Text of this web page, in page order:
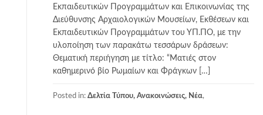
Εκπαιδευτικών Προγραμμάτων και Επικοινωνίας της
Διεύθυνσης Αρχαιολογικών Μουσείων, Εκθέσεων και
Εκπαιδευτικών Προγραμμάτων του ΥΠ.ΠΟ, με την
υλοποίηση των παρακάτω τεσσάρων δράσεων:
Θεματική περιήγηση με τίτλο: “Ματιές στον
καθημερινό βίο Ρωμαίων και Φράγκων […]
Posted in: Δελτία Τύπου, Ανακοινώσεις, Νέα,